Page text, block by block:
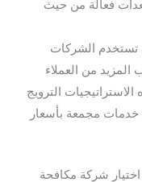
فعالة من حيث
تستخدم الشركات
المزيد من العملاء
الترويج
مجمعة بأسعار
شركة مكافحة